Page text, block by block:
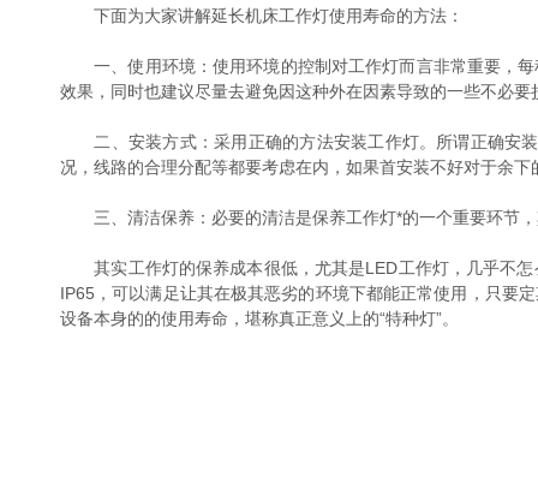
下面为大家讲解延长机床工作灯使用寿命的方法：
一、使用环境：使用环境的控制对工作灯而言非常重要，每
效果，同时也建议尽量去避免因这种外在因素导致的一些不必要
二、安装方式：采用正确的方法安装工作灯。所谓正确安装
况，线路的合理分配等都要考虑在内，如果首安装不好对于余
三、清洁保养：必要的清洁是保养工作灯*的一个重要环节，
其实工作灯的保养成本很低，尤其是LED工作灯，几乎不怎
IP65，可以满足让其在极其恶劣的环境下都能正常使用，只要
设备本身的的使用寿命，堪称真正意义上的“特种灯”。